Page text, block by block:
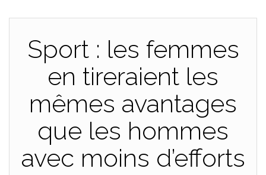
Sport : les femmes
en tireraient les
mêmes avantages
que les hommes
avec moins d’efforts